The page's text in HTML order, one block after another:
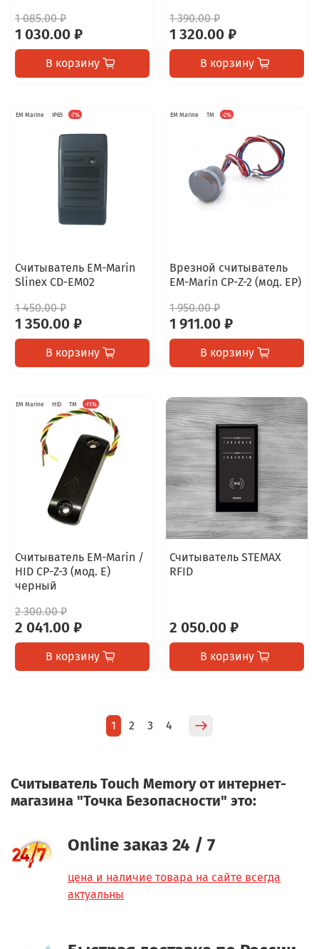
1 085.00 ₽
1 030.00 ₽
В корзину
1 390.00 ₽
1 320.00 ₽
В корзину
EM Marine IP65 -7%
Считыватель EM-Marin
Slinex CD-EM02
1 450.00 ₽
1 350.00 ₽
В корзину
EM Marine TM -2%
Врезной считыватель
EM-Marin CP-Z-2 (мод. EP)
1 950.00 ₽
1 911.00 ₽
В корзину
EM Marine HID TM -11%
Считыватель EM-Marin /
HID CP-Z-3 (мод. Е)
черный
2 300.00 ₽
2 041.00 ₽
В корзину
Считыватель STEMAX
RFID
2 050.00 ₽
В корзину
1 2 3 4
Считыватель Touch Memory от интернет-
магазина "Точка Безопасности" это:
Online заказ 24 / 7
цена и наличие товара на сайте всегда
актуальны